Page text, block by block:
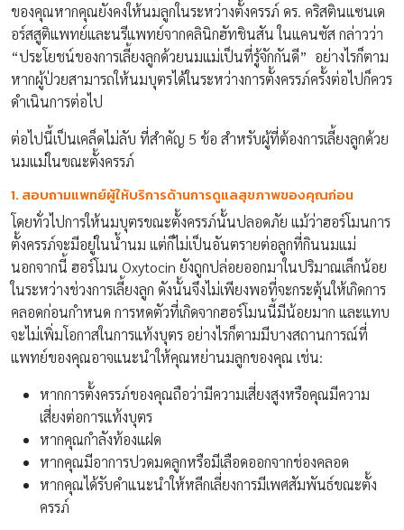
ของคุณหากคุณยังคงให้นมลูกในระหว่างตั้งครรภ์ ดร. คริสตินแซนเด
อร์สสูติแพทย์และนรีแพทย์จากคลินิกฮัทชินสัน ในแคนซัส กล่าวว่า
“ประโยชน์ของการเลี้ยงลูกด้วยนมแม่เป็นที่รู้จักกันดี” อย่างไรก็ตาม
หากผู้ป่วยสามารถให้นมบุตรได้ในระหว่างการตั้งครรภ์ครั้งต่อไปก็ควร
ดำเนินการต่อไป
ต่อไปนี้เป็นเคล็ดไม่ลับ ที่สำคัญ 5 ข้อ สำหรับผู้ที่ต้องการเลี้ยงลูกด้วย
นมแม่ในขณะตั้งครรภ์
1. สอบถามแพทย์ผู้ให้บริการด้านการดูแลสุขภาพของคุณก่อน
โดยทั่วไปการให้นมบุตรขณะตั้งครรภ์นั้นปลอดภัย แม้ว่าฮอร์โมนการ
ตั้งครรภ์จะมีอยู่ในน้ำนม แต่ก็ไม่เป็นอันตรายต่อลูกที่กินนมแม่
นอกจากนี้ ฮอร์โมน Oxytocin ยังถูกปล่อยออกมาในปริมาณเล็กน้อย
ในระหว่างช่วงการเลี้ยงลูก ดังนั้นจึงไม่เพียงพอที่จะกระตุ้นให้เกิดการ
คลอดก่อนกำหนด การหดตัวที่เกิดจากฮอร์โมนนี้มีน้อยมาก และแทบ
จะไม่เพิ่มโอกาสในการแท้งบุตร อย่างไรก็ตามมีบางสถานการณ์ที่
แพทย์ของคุณอาจแนะนำให้คุณหย่านมลูกของคุณ เช่น:
หากการตั้งครรภ์ของคุณถือว่ามีความเสี่ยงสูงหรือคุณมีความ
เสี่ยงต่อการแท้งบุตร
หากคุณกำลังท้องแฝด
หากคุณมีอาการปวดมดลูกหรือมีเลือดออกจากช่องคลอด
หากคุณได้รับคำแนะนำให้หลีกเลี่ยงการมีเพศสัมพันธ์ขณะตั้ง
ครรภ์